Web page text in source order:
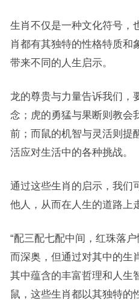
生肖不仅是一种文化符号，
肖都有其独特的性格特质和
带来不同的人生启示。
龙的尊贵与力量告诉我们，
念；虎的勇猛与果断则教会
前；而鼠的机智与灵活则提
活应对生活中的各种挑战。
通过这些生肖的启示，我们
他人，从而在人生的道路上
“配三配七配中间，红珠落
而深奥，但通过对其中的生
其中蕴含的丰富哲理和人生
鼠，这些生肖都以其独特的